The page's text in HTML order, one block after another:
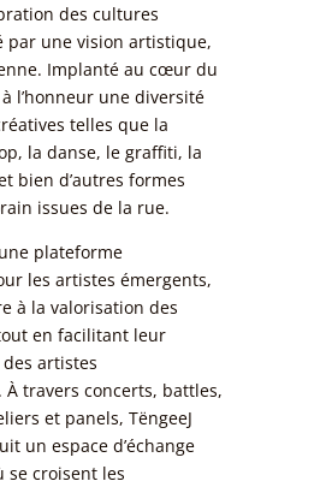
des cultures
par une vision artistique,
Implanté au cœur du
l’honneur une diversité
telles que la
la danse, le graffiti, la
bien d’autres formes
issues de la rue.
plateforme
les artistes émergents,
à la valorisation des
en facilitant leur
artistes
travers concerts, battles,
et panels, TëngeeJ
un espace d’échange
croisent les